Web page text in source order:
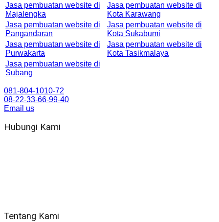
Jasa pembuatan website di
Majalengka
Jasa pembuatan website di
Kota Karawang
Jasa pembuatan website di
Pangandaran
Jasa pembuatan website di
Kota Sukabumi
Jasa pembuatan website di
Purwakarta
Jasa pembuatan website di
Kota Tasikmalaya
Jasa pembuatan website di
Subang
081-804-1010-72
08-22-33-66-99-40
Email us
Hubungi Kami
Tentang Kami